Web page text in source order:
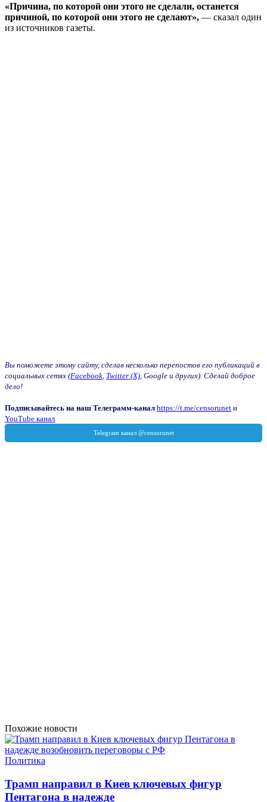
«Причина, по которой они этого не сделали, останется
причиной, по которой они этого не сделают», — сказал один
из источников газеты.
Вы поможете этому сайту, сделав несколько перепостов его публикаций в
социальных сетях (Facebook Twitter (X) , Google и других). Сделай доброе
дело!
Подписывайтесь на наш Телеграмм-канал https://t.me/censorunet и
YouTube канал
Похожие новости
Политика
Трамп направил в Киев ключевых фигур
Пентагона в надежде